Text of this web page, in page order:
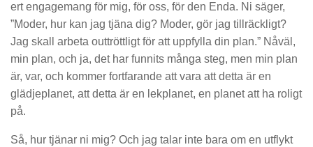
ert engagemang för mig, för oss, för den Enda. Ni säger,
”Moder, hur kan jag tjäna dig? Moder, gör jag tillräckligt?
Jag skall arbeta outtröttligt för att uppfylla din plan.” Nåväl,
min plan, och ja, det har funnits många steg, men min plan
är, var, och kommer fortfarande att vara att detta är en
glädjeplanet, att detta är en lekplanet, en planet att ha roligt
på.
Så, hur tjänar ni mig? Och jag talar inte bara om en utflykt